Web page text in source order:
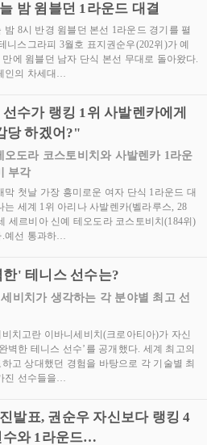
밤 윔블던 1라운드 대결
밤 8시 반경 윔블던 본선 1라운드 경기를 펼
니스그라피 3월호 표지권순우(202위)가 예
만에 윔블던 남자 단식 본선 무대로 돌아왔다.
인의 차세대…
수가 랭킹 1위 사발렌카에게
당 하겠어?"
오도라 코스토비치와 사발렌카 1라운
부각
막 첫날 가장 흥미로운 여자 단식 1라운드 대
는 세계 1위 아리나 사발렌카(벨라루스, 28
세르비아 신예 테오도라 코스토비치(184위)
.예선 통과하…
' 테니스 선수는?
비치가 생각하는 각 분야별 최고 선
치고란 이바니세비치(크로아티아)가 자신
벽한 테니스 선수’를 공개했다. 세계 최고의
고 상대했던 경험을 바탕으로 각 기술별 최
진 선수들을…
발표, 권순우 자신보다 랭킹 4
수와 1라운드…